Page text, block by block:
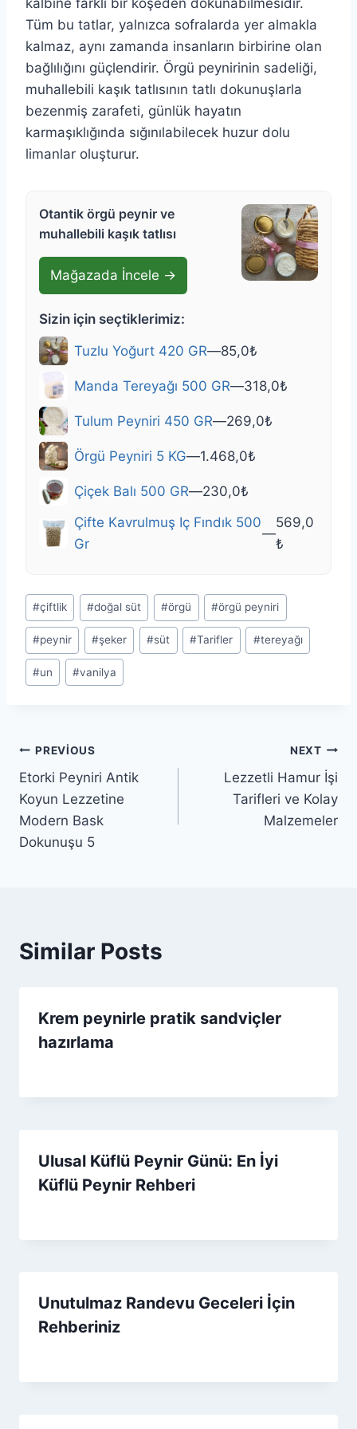
kalbine farklı bir köşeden dokunabilmesidir.
Tüm bu tatlar, yalnızca sofralarda yer almakla
kalmaz, aynı zamanda insanların birbirine olan
bağlılığını güçlendirir. Örgü peynirinin sadeliği,
muhallebili kaşık tatlısının tatlı dokunuşlarla
bezenmiş zarafeti, günlük hayatın
karmaşıklığında sığınılabilecek huzur dolu
limanlar oluşturur.
Otantik örgü peynir ve
muhallebili kaşık tatlısı
Mağazada İncele →
Sizin için seçtiklerimiz:
Tuzlu Yoğurt 420 GR—85,0₺
Manda Tereyağı 500 GR—318,0₺
Tulum Peyniri 450 GR—269,0₺
Örgü Peyniri 5 KG—1.468,0₺
Çiçek Balı 500 GR—230,0₺
Çifte Kavrulmuş Iç Fındık 500
Gr
—
569,0
₺
Post
Tags:
#çiftlik #doğal süt #örgü #örgü peyniri
#peynir #şeker #süt #Tarifler #tereyağı
#un #vanilya
Yazı
gezinmesi
PREVIOUS
Etorki Peyniri Antik
Koyun Lezzetine
Modern Bask
Dokunuşu 5
NEXT
Lezzetli Hamur İşi
Tarifleri ve Kolay
Malzemeler
Similar Posts
Krem peynirle pratik sandviçler
hazırlama
Ulusal Küflü Peynir Günü: En İyi
Küflü Peynir Rehberi
Unutulmaz Randevu Geceleri İçin
Rehberiniz